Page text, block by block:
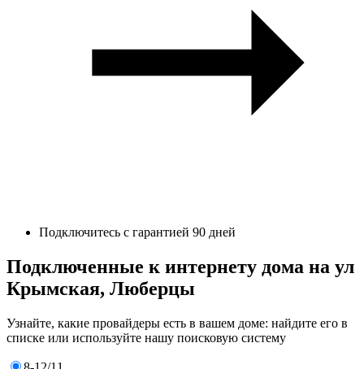
Подключитесь с гарантией 90 дней
Подключенные к интернету дома на ул
Крымская, Люберцы
Узнайте, какие провайдеры есть в вашем доме: найдите его в
списке или используйте нашу поисковую систему